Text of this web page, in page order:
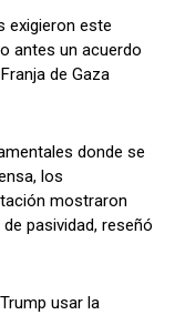
exigieron este
antes un acuerdo
de Gaza
donde se
los
mostraron
pasividad, reseñó
usar la